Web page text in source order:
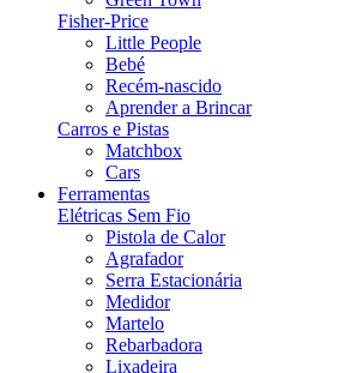
Fisher-Price
Little People
Bebé
Recém-nascido
Aprender a Brincar
Carros e Pistas
Matchbox
Cars
Ferramentas
Elétricas Sem Fio
Pistola de Calor
Agrafador
Serra Estacionária
Medidor
Martelo
Rebarbadora
Lixadeira